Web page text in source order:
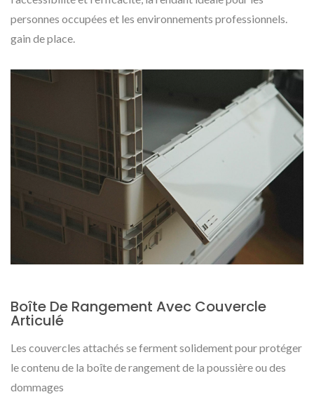
personnes occupées et les environnements professionnels.
gain de place.
Boîte De Rangement Avec Couvercle
Articulé
Les couvercles attachés se ferment solidement pour protéger
le contenu de la boîte de rangement de la poussière ou des
dommages